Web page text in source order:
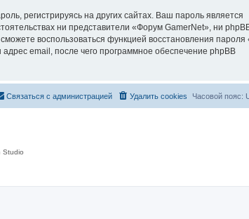
регистрируясь на других сайтах. Ваш пароль является
ни представители «Форум GamerNet», ни
воспользоваться функцией восстановления
email, после чего программное обеспечение phpBB
Часовой пояс:
Удалить cookies
Связаться с администрацией
Studio